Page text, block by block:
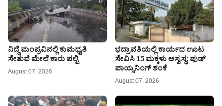
ನಿದ್ದೆ ಮಂಪ್ರವಿನಲ್ಲಿ ಕುಮಧ್ವತಿ
ಸೇತುವೆ ಮೇಲೆ ಕಾರು ಪಲ್ಟಿ
August 07, 2026
ಭದ್ರಾವತಿಯಲ್ಲಿ ಕಾರ್ಯದ ಊಟ
ಸೇವಿಸಿ 15 ಮಕ್ಕಳು ಅಸ್ವಸ್ಥ: ಫುಡ್
ಪಾಯ್ಸನಿಂಗ್ ಶಂಕೆ
August 07, 2026